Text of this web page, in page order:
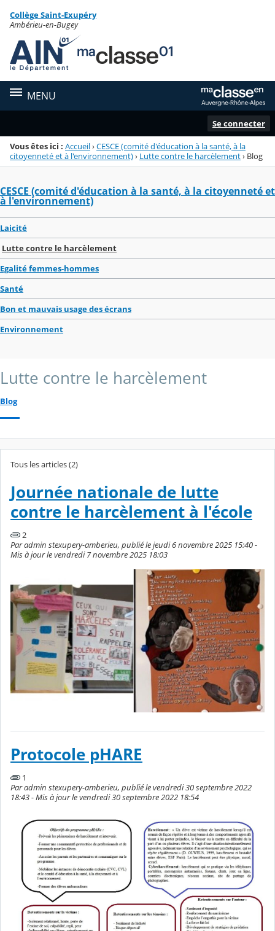
Menu de la rubrique
Contenu
Collège Saint-Exupéry
Ambérieu-en-Bugey
MENU
Se connecter
Vous êtes ici : Accueil›CESCE (comité d'éducation à la santé, à la
citoyenneté et à l'environnement)› Lutte contre le harcèlement› Blog
CESCE (comité d'éducation à la santé, à la citoyenneté et
à l'environnement)
Laicité
Lutte contre le harcèlement
Egalité femmes-hommes
Santé
Bon et mauvais usage des écrans
Environnement
Lutte contre le harcèlement
Blog
Tous les articles (2)
Journée nationale de lutte
contre le harcèlement à l'école
2
Par admin stexupery-amberieu, publié le jeudi 6 novembre 2025 15:40 -
Mis à jour le vendredi 7 novembre 2025 18:03
Protocole pHARE
1
Par admin stexupery-amberieu, publié le vendredi 30 septembre 2022
18:43 - Mis à jour le vendredi 30 septembre 2022 18:54